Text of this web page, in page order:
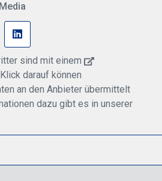
sind mit einem
darauf können
an den Anbieter übermittelt
dazu gibt es in unserer